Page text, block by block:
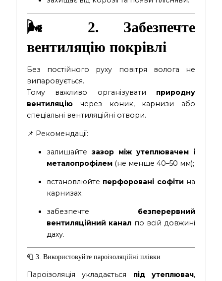
🌬️ 2. Забезпечте
вентиляцію покрівлі
Без постійного руху повітря волога не
випаровується.
Тому важливо організувати природну
вентиляцію через коник, карнизи або
спеціальні вентиляційні отвори.
📌 Рекомендації:
залишайтезазор між утеплювачем і
металопрофілем (не менше 40–50 мм);
встановлюйте перфоровані софіти на
карнизах;
забезпечте безперервний
вентиляційний канал по всій довжині
даху.
🧻 3. Використовуйте пароізоляційні плівки
Пароізоляція укладається під утеплювач,